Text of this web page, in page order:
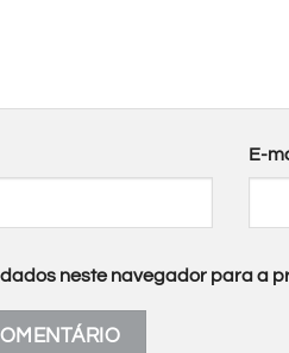
E-
neste navegador para a